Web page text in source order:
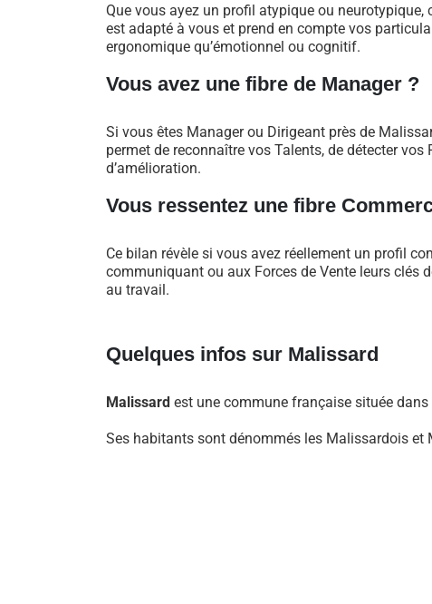
Que vous ayez un profil atypique ou neurotypique,
est adapté à vous et prend en compte vos
ergonomique qu’émotionnel ou cognitif.
Vous avez une fibre de Manager ?
Si vous êtes Manager ou Dirigeant près de
permet de reconnaître vos Talents, de détecter vos
d’amélioration.
Vous ressentez une fibre
Ce bilan révèle si vous avez réellement un profil
communiquant ou aux Forces de Vente leurs clés
au travail.
Quelques infos sur Malissard
Malissard est une commune française située dans
Ses habitants sont dénommés les Malissardois et